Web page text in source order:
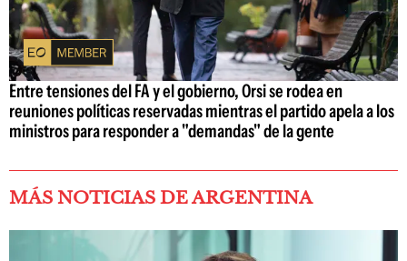
Entre tensiones del FA y el gobierno, Orsi se rodea en
reuniones políticas reservadas mientras el partido apela a los
ministros para responder a "demandas" de la gente
MÁS NOTICIAS DE ARGENTINA